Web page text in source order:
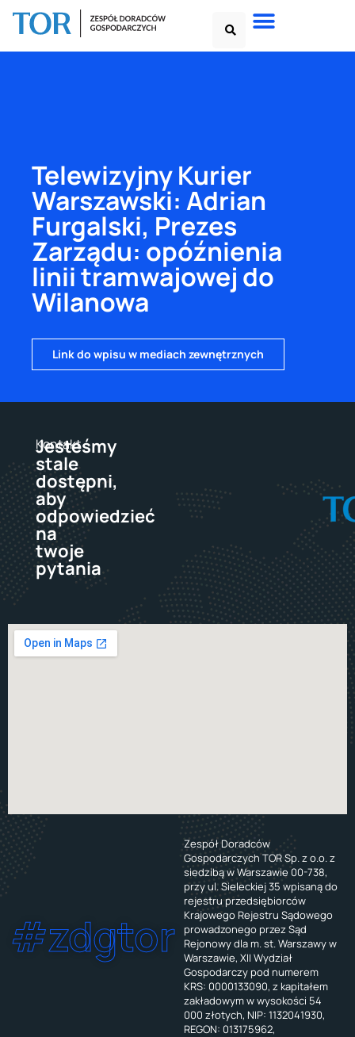
Telewizyjny Kurier
Warszawski: Adrian
Furgalski, Prezes
Zarządu: opóźnienia
linii tramwajowej do
Wilanowa
Link do wpisu w mediach zewnętrznych
Kontakt
Jesteśmy
stale
dostępni,
aby
odpowiedzieć
na
twoje
pytania
#zdgtor
Zespół Doradców
Gospodarczych TOR Sp. z o.o. z
siedzibą w Warszawie 00-738,
przy ul. Sieleckiej 35 wpisaną do
rejestru przedsiębiorców
Krajowego Rejestru Sądowego
prowadzonego przez Sąd
Rejonowy dla m. st. Warszawy w
Warszawie, XII Wydział
Gospodarczy pod numerem
KRS: 0000133090, z kapitałem
zakładowym w wysokości 54
000 złotych, NIP: 1132041930,
REGON: 013175962,